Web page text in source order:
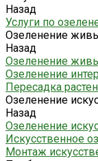
Назад
Услуги по
Озеленение
Назад
Озеленение
Озеленение
Пересадка
Озеленение
Назад
Озеленение
Искусственное
Монтаж